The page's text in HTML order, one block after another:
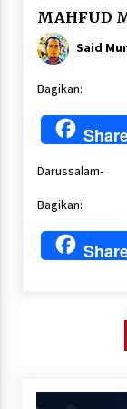
MAHFUD
Said
Bagikan:
Darussalam-
Bagikan: